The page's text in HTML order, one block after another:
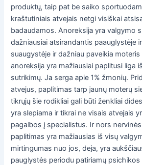
produktų, taip pat be saiko
kraštutiniais atvejais netgi visiškai
badaudamos. Anoreksija yra valgymo
dažniausiai atsirandantis paauglystėje
suaugystėje ir dažniau paveikia
anoreksija yra mažiausiai paplitusi liga
sutrikimų. Ja serga apie 1% žmonių.
atvejus, paplitimas tarp jaunų moterų
tikrųjų šie rodikliai gali būti ženkliai
yra slepiama ir tikrai ne visais atvejais
pagalbos į specialistus. Ir nors
paplitimas yra mažiausias iš visų
mirtingumas nuo jos, deja, yra
pauglystės periodu patiriamų psichikos